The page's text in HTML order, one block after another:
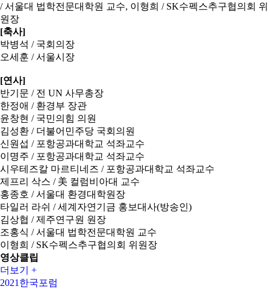
/ 서울대 법학전문대학원 교수, 이형희 / SK수펙스추구협의회 위
원장
[축사]
박병석 / 국회의장
오세훈 / 서울시장
[연사]
반기문 / 전 UN 사무총장
한정애 / 환경부 장관
윤창현 / 국민의힘 의원
김성환 / 더불어민주당 국회의원
신원섭 / 포항공과대학교 석좌교수
이명주 / 포항공과대학교 석좌교수
시우테즈칼 마르티네즈 / 포항공과대학교 석좌교수
제프리 삭스 / 美 컬럼비아대 교수
홍종호 / 서울대 환경대학원장
타일러 라쉬 / 세계자연기금 홍보대사(방송인)
김상협 / 제주연구원 원장
조홍식 / 서울대 법학전문대학원 교수
이형희 / SK수펙스추구협의회 위원장
영상클립
더보기 +
2021한국포럼